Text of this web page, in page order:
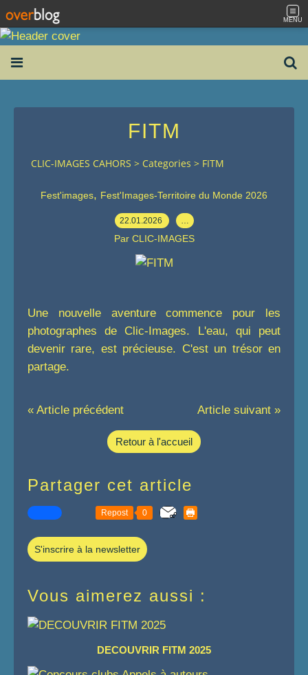
MENU
FITM
CLIC-IMAGES CAHORS > Categories > FITM
Fest'images, Fest'Images-Territoire du Monde 2026
22.01.2026
Par CLIC-IMAGES
Une nouvelle aventure commence pour les
photographes de Clic-Images. L'eau, qui peut
devenir rare, est précieuse. C'est un trésor en
partage.
« Article précédent Article suivant »
Retour à l'accueil
Partager cet article
Repost 0
S'inscrire à la newsletter
Vous aimerez aussi :
DECOUVRIR FITM 2025